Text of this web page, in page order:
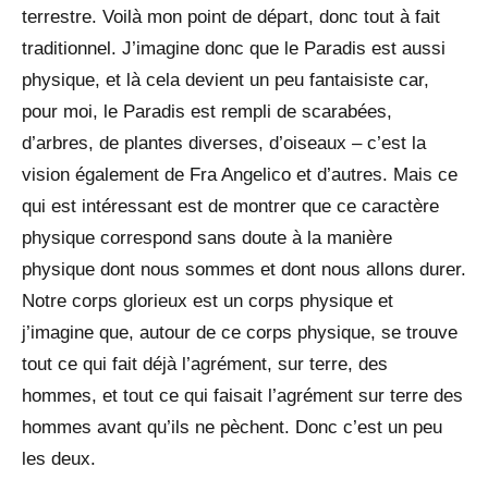
terrestre. Voilà mon point de départ, donc tout à fait
traditionnel. J’imagine donc que le Paradis est aussi
physique, et là cela devient un peu fantaisiste car,
pour moi, le Paradis est rempli de scarabées,
d’arbres, de plantes diverses, d’oiseaux – c’est la
vision également de Fra Angelico et d’autres. Mais ce
qui est intéressant est de montrer que ce caractère
physique correspond sans doute à la manière
physique dont nous sommes et dont nous allons durer.
Notre corps glorieux est un corps physique et
j’imagine que, autour de ce corps physique, se trouve
tout ce qui fait déjà l’agrément, sur terre, des
hommes, et tout ce qui faisait l’agrément sur terre des
hommes avant qu’ils ne pèchent. Donc c’est un peu
les deux.